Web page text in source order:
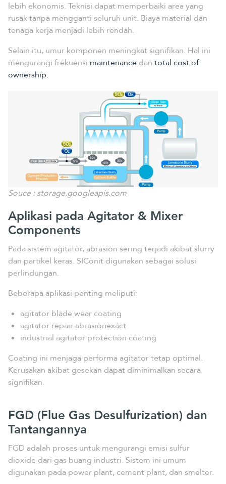
lebih ekonomis. Teknisi dapat memperbaiki area yang
rusak tanpa mengganti seluruh unit. Biaya material dan
tenaga kerja menjadi lebih rendah.
Selain itu, umur komponen meningkat signifikan. Hal ini
mengurangi frekuensi maintenance dan total cost of
ownership.
Souce : storage.googleapis.com
Aplikasi pada Agitator & Mixer
Components
Pada sistem agitator, abrasion sering terjadi akibat slurry
dan partikel keras. SIConit digunakan sebagai solusi
perlindungan.
Beberapa aplikasi penting meliputi:
agitator blade wear coating
agitator repair abrasionexact
industrial agitator protection coating
Coating ini menjaga performa agitator tetap optimal.
Kerusakan akibat gesekan dapat diminimalkan secara
signifikan.
FGD (Flue Gas Desulfurization) dan
Tantangannya
FGD adalah proses untuk mengurangi emisi sulfur
dioxide dari gas buang industri. Sistem ini umum
digunakan pada power plant, cement plant, dan smelter.